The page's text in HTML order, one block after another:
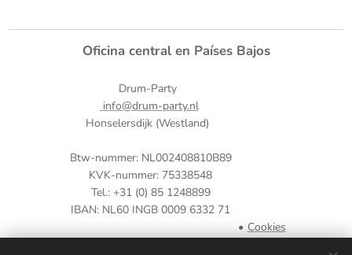
Oficina central en Países Bajos
Drum-Party
info@drum-party.nl
Honselersdijk (Westland)
Btw-nummer: NL002408810B89
KVK-nummer: 75338548
Tel.: +31 (0) 85 1248899
IBAN: NL60 INGB 0009 6332 71
Cookies